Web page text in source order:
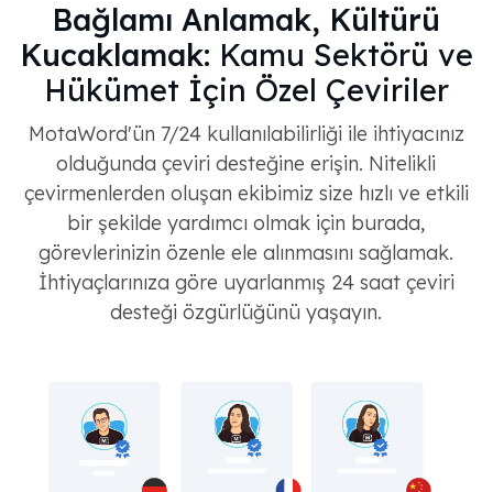
Bağlamı Anlamak, Kültürü
Kucaklamak: Kamu Sektörü ve
Hükümet İçin Özel Çeviriler
MotaWord'ün 7/24 kullanılabilirliği ile ihtiyacınız
olduğunda çeviri desteğine erişin. Nitelikli
çevirmenlerden oluşan ekibimiz size hızlı ve etkili
bir şekilde yardımcı olmak için burada,
görevlerinizin özenle ele alınmasını sağlamak.
İhtiyaçlarınıza göre uyarlanmış 24 saat çeviri
desteği özgürlüğünü yaşayın.